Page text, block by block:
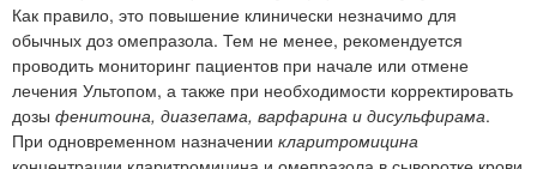
Как правило, это повышение клинически незначимо для
обычных доз омепразола. Тем не менее, рекомендуется
проводить мониторинг пациентов при начале или отмене
лечения Ультопом, а также при необходимости корректировать
дозы фенитоина, диазепама, варфарина и дисульфирама.
При одновременном назначении кларитромицина